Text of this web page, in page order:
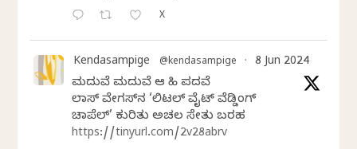
X
Kendasampige @kendasampige · 8 Jun 2024
ಮದುವೆ ಮದುವೆ ಆ ಸಿಹಿ ಪದವೆ
ಲಾಸ್‌ ವೇಗಸ್‌ನ ‘ಲಿಟಲ್ ವೈಟ್ ವೆಡ್ಡಿಂಗ್
ಚಾಪೆಲ್’ ಕುರಿತು ಅಚಲ ಸೇತು ಬರಹ
https://tinyurl.com/2v28abrv